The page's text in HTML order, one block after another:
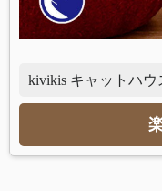
kivikis キャットハウ